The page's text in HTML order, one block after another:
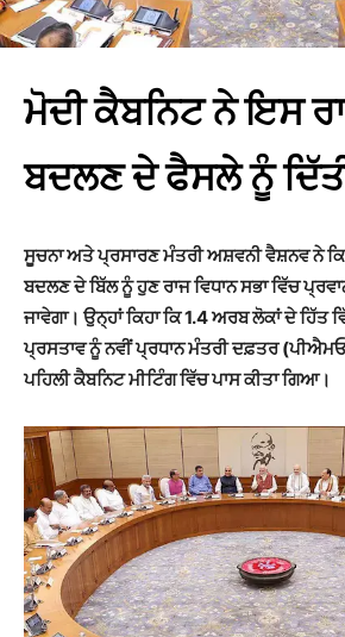
ਮੋਦੀ ਕੈਬਨਿਟ ਨੇ ਇਸ
ਬਦਲਣ ਦੇ ਫੈਸਲੇ ਨੂੰ
ਸੂਚਨਾ ਅਤੇ ਪ੍ਰਸਾਰਣ ਮੰਤਰੀ ਅਸ਼ਵਨੀ ਵੈਸ਼ਨਵ ਨੇ
ਬਦਲਣ ਦੇ ਬਿੱਲ ਨੂੰ ਹੁਣ ਰਾਜ ਵਿਧਾਨ ਸਭਾ ਵਿੱਚ
ਜਾਵੇਗਾ। ਉਨ੍ਹਾਂ ਕਿਹਾ ਕਿ 1.4 ਅਰਬ ਲੋਕਾਂ ਦੇ ਹਿੱਤ
ਪ੍ਰਸਤਾਵ ਨੂੰ ਨਵੀਂ ਪ੍ਰਧਾਨ ਮੰਤਰੀ ਦਫ਼ਤਰ
ਪਹਿਲੀ ਕੈਬਨਿਟ ਮੀਟਿੰਗ ਵਿੱਚ ਪਾਸ ਕੀਤਾ ਗਿਆ।